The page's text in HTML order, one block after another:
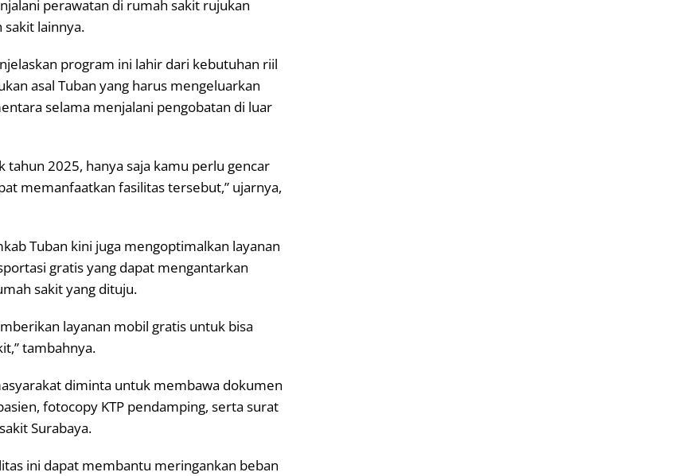
perawatan di rumah sakit rujukan
lainnya.
program ini lahir dari kebutuhan riil
asal Tuban yang harus mengeluarkan
selama menjalani pengobatan di luar
tahun 2025, hanya saja kamu perlu gencar
memanfaatkan fasilitas tersebut,” ujarnya,
Tuban kini juga mengoptimalkan layanan
gratis yang dapat mengantarkan
sakit yang dituju.
layanan mobil gratis untuk bisa
tambahnya.
diminta untuk membawa dokumen
fotocopy KTP pendamping, serta surat
Surabaya.
ini dapat membantu meringankan beban